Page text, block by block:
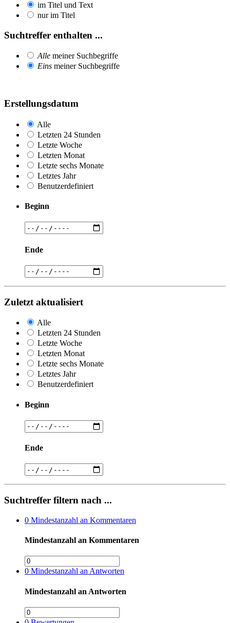
im Titel und Text
nur im Titel
Suchtreffer enthalten ...
Alle meiner Suchbegriffe
Eins meiner Suchbegriffe
Erstellungsdatum
Alle
Letzten 24 Stunden
Letzte Woche
Letzten Monat
Letzte sechs Monate
Letztes Jahr
Benutzerdefiniert
Beginn
Ende
Zuletzt aktualisiert
Alle
Letzten 24 Stunden
Letzte Woche
Letzten Monat
Letzte sechs Monate
Letztes Jahr
Benutzerdefiniert
Beginn
Ende
Suchtreffer filtern nach ...
0 Mindestanzahl an Kommentaren
Mindestanzahl an Kommentaren
0 Mindestanzahl an Antworten
Mindestanzahl an Antworten